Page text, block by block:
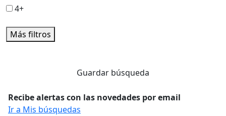
4+
Más filtros
Guardar búsqueda
Recibe alertas con las novedades por email
Ir a Mis búsquedas